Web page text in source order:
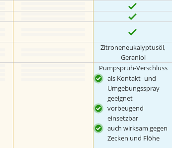
Zitroneneukalyptusöl,
Geraniol
Pumpsprüh-Verschluss
als Kontakt- und
Umgebungsspray
geeignet
vorbeugend
einsetzbar
auch wirksam gegen
Zecken und Flöhe